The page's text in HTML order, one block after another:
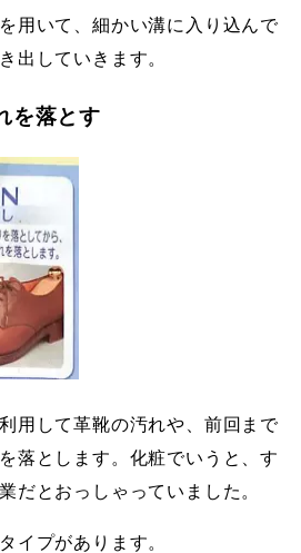
用いて、細かい溝に入り込んで
出していきます。
を落とす
用して革靴の汚れや、前回まで
落とします。化粧でいうと、す
だとおっしゃっていました。
イプがあります。